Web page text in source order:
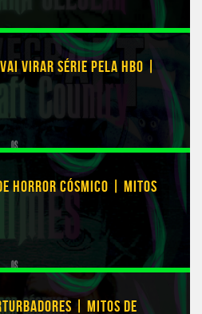
VIRAR SÉRIE PELA HBO |
HORROR CÓSMICO | MITOS
| MITOS DE